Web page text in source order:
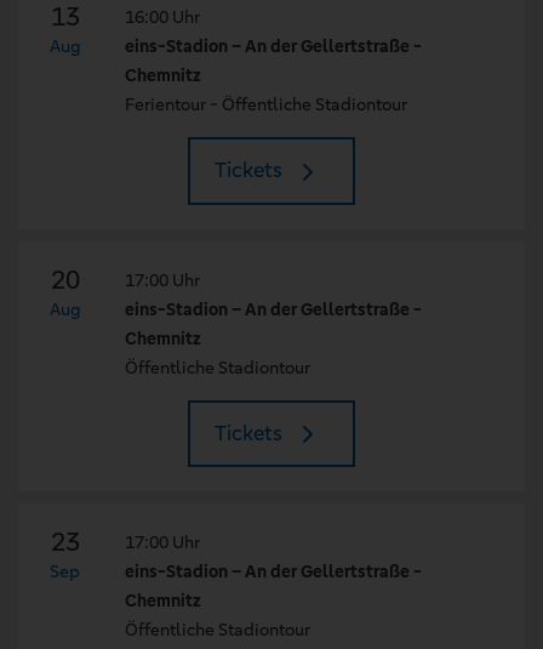
13
Aug
16:00 Uhr
eins-Stadion – An der Gellertstraße -
Chemnitz
Ferientour - Öffentliche Stadiontour
Tickets
20
Aug
17:00 Uhr
eins-Stadion – An der Gellertstraße -
Chemnitz
Öffentliche Stadiontour
Tickets
23
Sep
17:00 Uhr
eins-Stadion – An der Gellertstraße -
Chemnitz
Öffentliche Stadiontour